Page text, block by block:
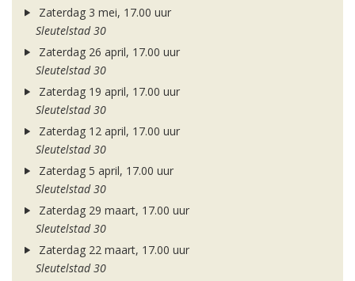
Zaterdag 3 mei, 17.00 uur
Sleutelstad 30
Zaterdag 26 april, 17.00 uur
Sleutelstad 30
Zaterdag 19 april, 17.00 uur
Sleutelstad 30
Zaterdag 12 april, 17.00 uur
Sleutelstad 30
Zaterdag 5 april, 17.00 uur
Sleutelstad 30
Zaterdag 29 maart, 17.00 uur
Sleutelstad 30
Zaterdag 22 maart, 17.00 uur
Sleutelstad 30